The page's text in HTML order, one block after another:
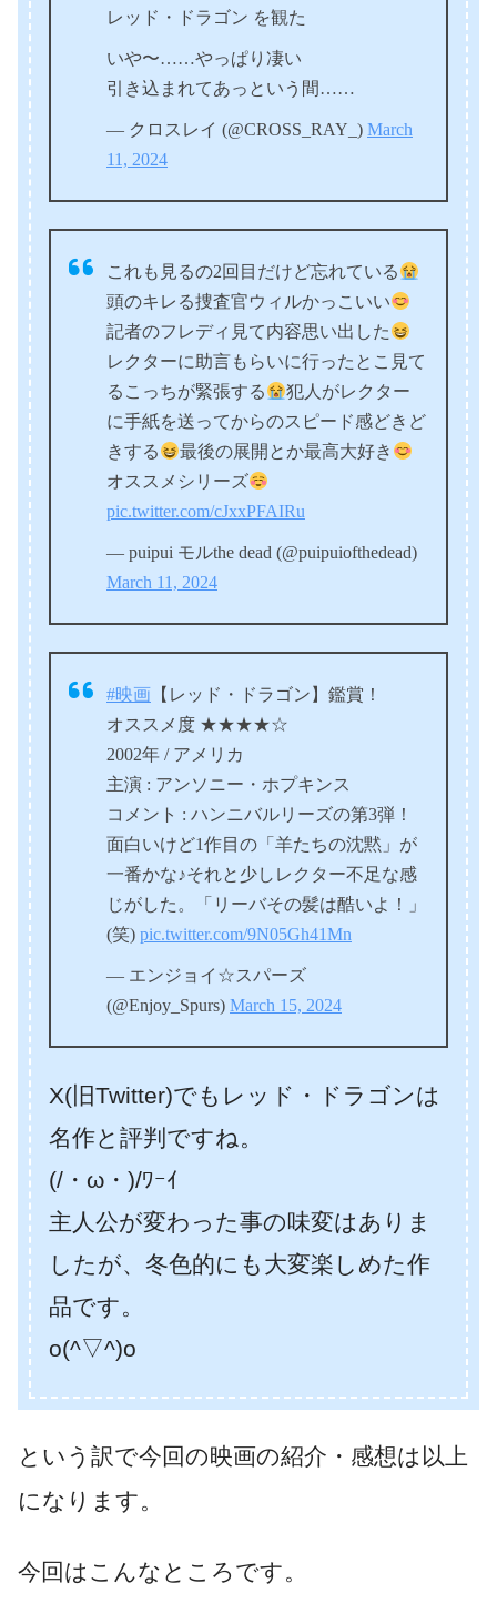
レッド・ドラゴン を観た
いや〜……やっぱり凄い
引き込まれてあっという間……
— クロスレイ (@CROSS_RAY_) March
11, 2024
これも見るの2回目だけど忘れている
頭のキレる捜査官ウィルかっこいい
記者のフレディ見て内容思い出した
レクターに助言もらいに行ったとこ見て
るこっちが緊張する
犯人がレクター
に手紙を送ってからのスピード感どきど
きする
最後の展開とか最高大好き
オススメシリーズ
pic.twitter.com/cJxxPFAIRu
— puipui モルthe dead (@puipuiofthedead)
March 11, 2024
#映画 【レッド・ドラゴン】鑑賞！
オススメ度 ★★★★☆
2002年 / アメリカ
主演 : アンソニー・ホプキンス
コメント : ハンニバルリーズの第3弾！
面白いけど1作目の「羊たちの沈黙」が
一番かな♪それと少しレクター不足な感
じがした。「リーバその髪は酷いよ！」
(笑) pic.twitter.com/9N05Gh41Mn
— エンジョイ☆スパーズ
(@Enjoy_Spurs) March 15, 2024
X(旧Twitter)でもレッド・ドラゴンは
名作と評判ですね。
(/・ω・)/ﾜｰｲ
主人公が変わった事の味変はありま
したが、冬色的にも大変楽しめた作
品です。
o(^▽^)o
という訳で今回の映画の紹介・感想は以上
になります。
今回はこんなところです。